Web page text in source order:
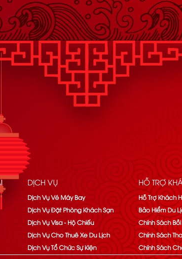
DỊCH VỤ
Dịch Vụ Vé Máy Bay
Dịch Vụ Đặt Phòng Khách Sạn
Dịch Vụ Visa - Hộ Chiếu
Dịch Vụ Cho Thuê Xe Du Lịch
Dịch Vụ Tổ Chức Sự Kiện
HỖ TRỢ
Hỗ Trợ Khách
Bảo Hiểm Du
Chính Sách
Chính Sách
Chính Sách